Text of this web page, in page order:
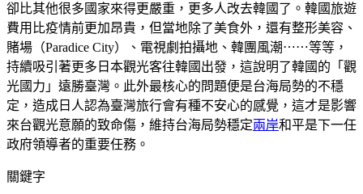
卻比其他很多國家來得更嚴重，更多人改去韓國了。韓國旅遊
費用比疫情前更加昂貴，但當地除了美食外，還有整形美容、
賭場（Paradice City）、電視劇拍攝地、韓團風潮⋯⋯等等，
持續吸引著更多日本觀光客往韓國出發，這說明了韓國的「觀
光國力」遠勝臺灣。此外最核心的問題便是台海局勢的不穩
定，造成日人認為臺灣旅行會有種不安心的感覺，這才是影響
來台觀光意願的致命傷，維持台海局勢穩定兩岸和平是下一任
政府領導者的重要任務。
關鍵字